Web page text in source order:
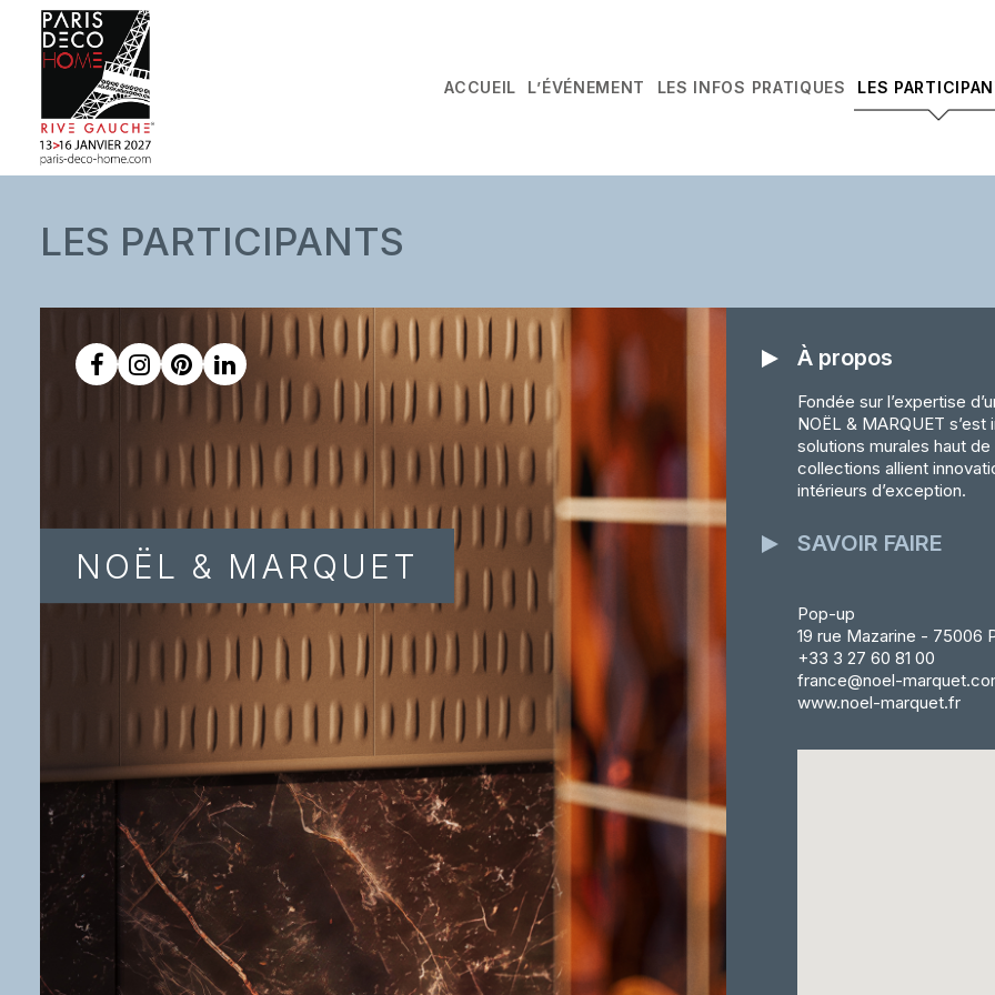
ACCUEIL L’ÉVÉNEMENT LES INFOS PRATIQUES LES
LES PARTICIPANTS
NOËL & MARQUET
À propos
Fondée sur l’expertise
NOËL & MARQUET
solutions murales haut
collections allient
intérieurs d’exception.
SAVOIR FAIRE
Pop-up
19 rue Mazarine - 75006
+33 3 27 60 81 00
france@noel-
www.noel-marquet.fr